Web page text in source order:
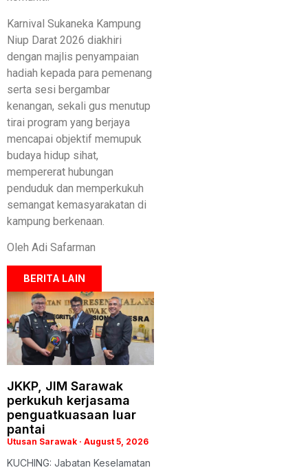
Karnival Sukaneka Kampung
Niup Darat 2026 diakhiri
dengan majlis penyampaian
hadiah kepada para pemenang
serta sesi bergambar
kenangan, sekali gus menutup
tirai program yang berjaya
mencapai objektif memupuk
budaya hidup sihat,
mempererat hubungan
penduduk dan memperkukuh
semangat kemasyarakatan di
kampung berkenaan.
Oleh Adi Safarman
BERITA LAIN
JKKP, JIM Sarawak
perkukuh kerjasama
penguatkuasaan luar
pantai
Utusan Sarawak August 5, 2026
KUCHING: Jabatan Keselamatan